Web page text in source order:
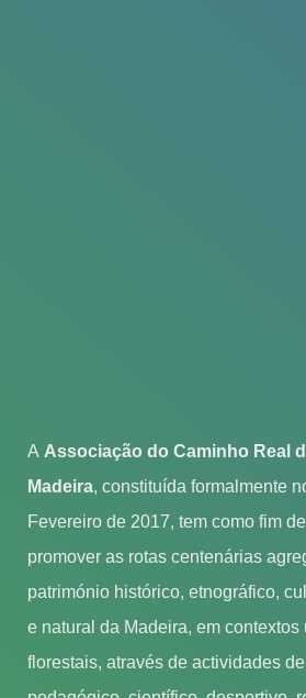
A Associação do Caminho Real
Madeira, constituída formalmente
Fevereiro de 2017, tem como fim
promover as rotas centenárias
património histórico, etnográfico,
e natural da Madeira, em contextos
florestais, através de actividades